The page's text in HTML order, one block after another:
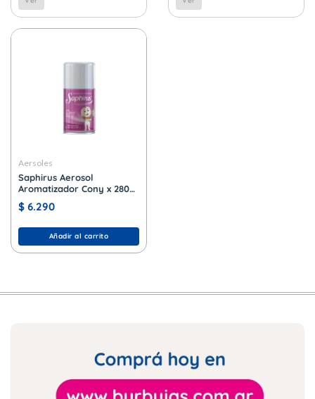
Aersoles
Saphirus Aerosol
Aromatizador Cony x 280
cc.
$ 6.290
Añadir al carrito